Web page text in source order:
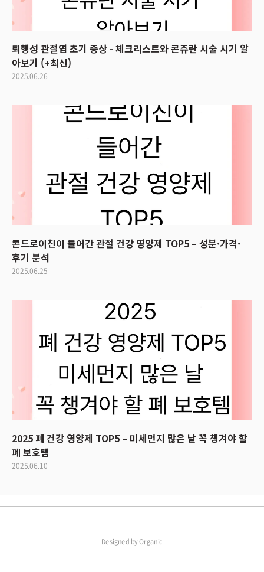
퇴행성 관절염 초기 증상 - 체크리스트와 콘쥬란 시술 시기 알
아보기 (+최신)
2025.06.26
콘드로이친이 들어간 관절 건강 영양제 TOP5 – 성분·가격·
후기 분석
2025.06.25
2025 폐 건강 영양제 TOP5 – 미세먼지 많은 날 꼭 챙겨야 할
폐 보호템
2025.06.10
Designed byOrganic